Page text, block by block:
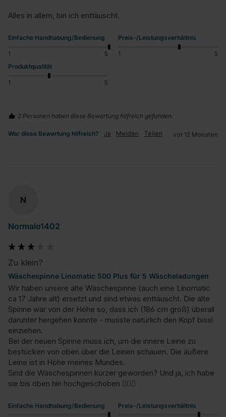
Alles in allem, bin ich enttäuscht.
Einfache Handhabung/Bedienung
1 5
Preis-/Leistungsverhältnis
1
5
Produktqualität
1 5
2 Personen haben diese Bewertung hilfreich gefunden.
War diese Bewertung hilfreich? Ja Melden Teilen vor 12 Monaten
N
Normalo1402
Zu klein?
Wäschespinne Linomatic 500 Plus für 5 Wäscheladungen
Wir haben unsere alte Wäschespinne (auch eine Linomatic
ca 17 Jahre alt) ersetzt und sind etwas enttäuscht. Die alte
Spinne war von der Höhe so, dass ich (186 cm groß) überall
darunter hergehen konnte - musste natürlich den Kopf bissl
einziehen.
Bei der neuen Spinne muss ich, um die innere Leine zu
bestücken von oben über die Leinen schauen. Die äußere
Leine ist in Höhe meines Mundes.
Sind die Wäschespinnen kürzer geworden? Und ja, ich habe
sie bis oben hin hochgeschoben 🤷🏼‍♂️
Einfache Handhabung/Bedienung Preis-/Leistungsverhältnis